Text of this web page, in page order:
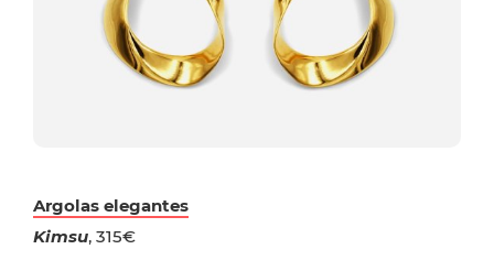
Argolas elegantes
Kimsu, 315€